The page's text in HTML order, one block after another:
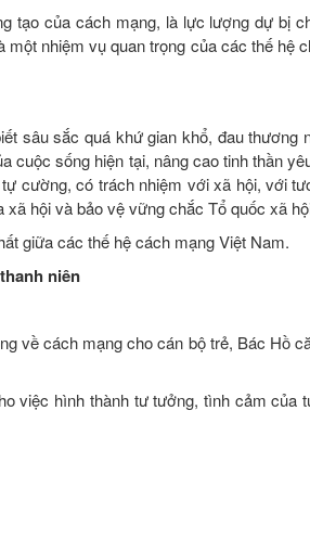
tạo của cách mạng, là lực lượng dự bị
nhiệm vụ quan trọng của các thế hệ
sâu sắc quá khứ gian khổ, đau thương
cuộc sống hiện tại, nâng cao tinh thần
cường, có trách nhiệm với xã hội, với
hội và bảo vệ vững chắc Tổ quốc xã
giữa các thế hệ cách mạng Việt Nam.
niên
về cách mạng cho cán bộ trẻ, Bác Hồ
việc hình thành tư tưởng, tình cảm của